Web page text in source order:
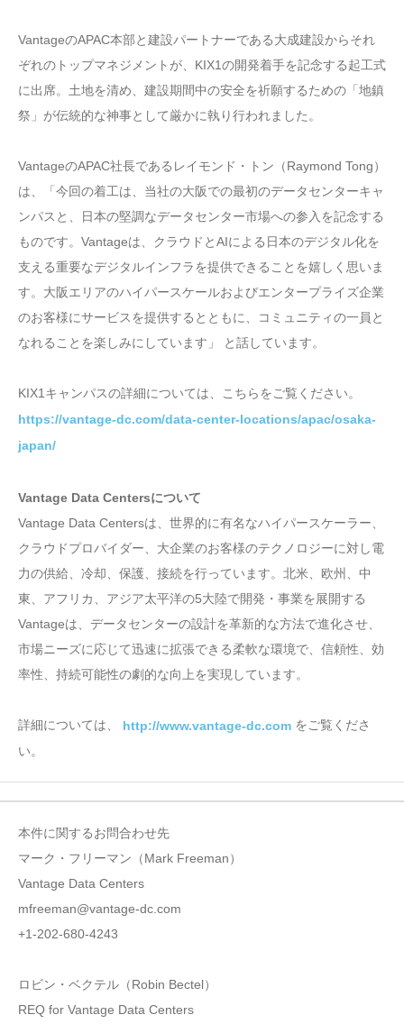
VantageのAPAC本部と建設パートナーである大成建設からそれ
ぞれのトップマネジメントが、KIX1の開発着手を記念する起工式
に出席。土地を清め、建設期間中の安全を祈願するための「地鎮
祭」が伝統的な神事として厳かに執り行われました。
VantageのAPAC社長であるレイモンド・トン（Raymond Tong）
は、「今回の着工は、当社の大阪での最初のデータセンターキャ
ンパスと、日本の堅調なデータセンター市場への参入を記念する
ものです。Vantageは、クラウドとAIによる日本のデジタル化を
支える重要なデジタルインフラを提供できることを嬉しく思いま
す。大阪エリアのハイパースケールおよびエンタープライズ企業
のお客様にサービスを提供するとともに、コミュニティの一員と
なれることを楽しみにしています」 と話しています。
KIX1キャンパスの詳細については、こちらをご覧ください。
https://vantage-dc.com/data-center-locations/apac/osaka-
japan/
Vantage Data Centersについて
Vantage Data Centersは、世界的に有名なハイパースケーラー、
クラウドプロバイダー、大企業のお客様のテクノロジーに対し電
力の供給、冷却、保護、接続を行っています。北米、欧州、中
東、アフリカ、アジア太平洋の5大陸で開発・事業を展開する
Vantageは、データセンターの設計を革新的な方法で進化させ、
市場ニーズに応じて迅速に拡張できる柔軟な環境で、信頼性、効
率性、持続可能性の劇的な向上を実現しています。
詳細については、 http://www.vantage-dc.com をご覧くださ
い。
本件に関するお問合わせ先
マーク・フリーマン（Mark Freeman）
Vantage Data Centers
mfreeman@vantage-dc.com
+1-202-680-4243
ロビン・ベクテル（Robin Bectel）
REQ for Vantage Data Centers